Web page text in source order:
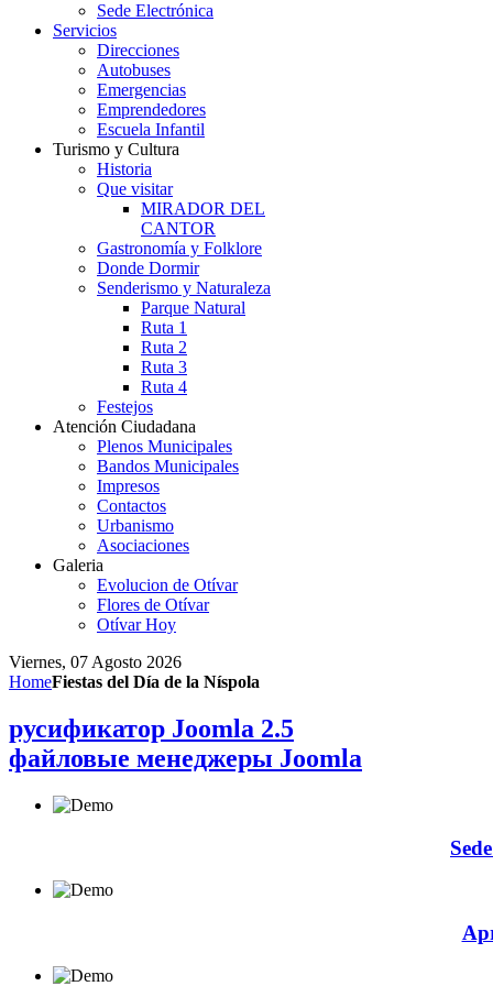
Sede Electrónica
Servicios
Direcciones
Autobuses
Emergencias
Emprendedores
Escuela Infantil
Turismo y Cultura
Historia
Que visitar
MIRADOR DEL
CANTOR
Gastronomía y Folklore
Donde Dormir
Senderismo y Naturaleza
Parque Natural
Ruta 1
Ruta 2
Ruta 3
Ruta 4
Festejos
Atención Ciudadana
Plenos Municipales
Bandos Municipales
Impresos
Contactos
Urbanismo
Asociaciones
Galeria
Evolucion de Otívar
Flores de Otívar
Otívar Hoy
Viernes, 07 Agosto 2026
HomeFiestas del Día de la Níspola
русификатор Joomla 2.5
файловые менеджеры Joomla